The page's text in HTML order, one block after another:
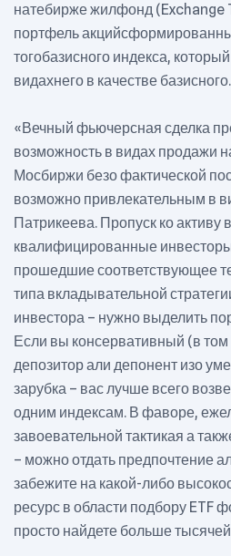
натебирже жилфонд (Exchange
портфель
тогобазисного индекса,
видахнего в качестве базисного.
«Вечный фьючерсная сделка
возможность в видах продажи
Мосбиржи безо фактической
возможно привлекательным в
Патрикеева. Пропуск ко
квалифицированные
прошедшие соответствующее
типа вкладывательной
инвестора – нужно выделить
Если вы консервативный (в
депозитор али депонент изо
зарубка – вас лучше всего
одним индексам. В фаворе,
завоевательной тактикая а
– можно отдать предпочтение
забежите на какой-либо
ресурс в области подбору ETF
просто найдете больше